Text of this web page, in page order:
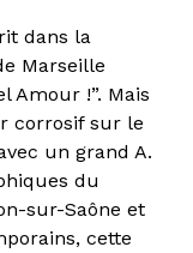
dans la
Marseille
Amour !”. Mais
corrosif sur le
un grand A.
du
sur-Saône et
cette